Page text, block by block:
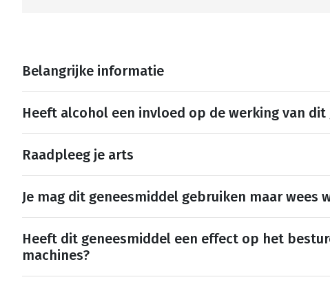
Belangrijke informatie
Heeft alcohol een invloed op de werking van dit
Raadpleeg je arts
Je mag dit geneesmiddel gebruiken maar wees
Heeft dit geneesmiddel een effect op het
machines?